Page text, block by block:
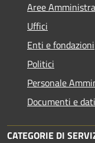
Aree
Uffici
Enti e fondazioni
Politici
Personale
Documenti e dati
CATEGORIE DI